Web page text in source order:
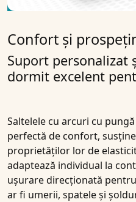
Confort și
Suport personalizat
dormit excelent
Saltelele cu arcuri cu
perfectă de confort,
proprietăților lor de
adaptează individual la
ușurare direcționată
ar fi umerii, spatele și